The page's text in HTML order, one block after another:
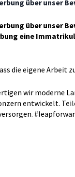
über unser
über unser
eine
die eigene Arbeit
wir moderne
entwickelt.